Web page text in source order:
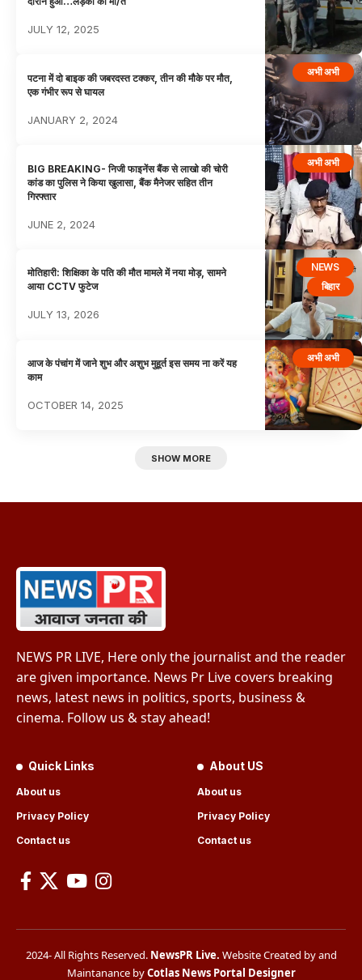
JULY 12, 2025
अभी अभी
पटना में दो बाइक की जबरदस्त टक्कर, तीन की मौके पर मौत,
एक गंभीर रूप से घायल
JANUARY 2, 2024
अभी अभी
BIG BREAKING- निजी फाइनेंस बैंक से लाखो की चोरी
कांड का पुलिस ने किया खुलासा, बैंक मैनेजर सहित तीन
गिरफ्तार
JUNE 2, 2024
NEWS
बिहार
मोतिहारी: शिक्षिका के पति की मौत मामले में नया मोड़, सामने
आया CCTV फुटेज
JULY 13, 2026
अभी अभी
आज के पंचांग में जाने शुभ और अशुभ मुहूर्त इस समय ना करें यह
काम
OCTOBER 14, 2025
SHOW MORE
NEWS PR LIVE, Here only the journalist and the reader
are given importance. News Pr Live covers breaking
news, latest news in politics, sports, business &
cinema. Follow us & stay ahead!
Quick Links
About us
Privacy Policy
Contact us
About US
About us
Privacy Policy
Contact us
2024- All Rights Reserved. NewsPR Live. Website Created by and
Maintanance byCotlas News Portal Designer